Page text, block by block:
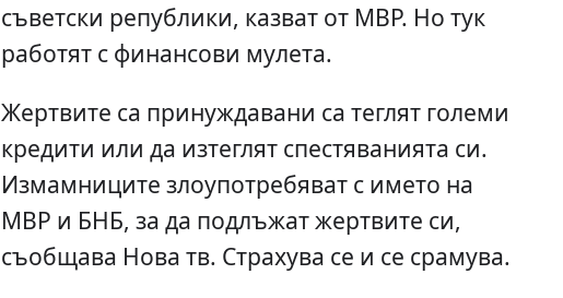
съветски републики, казват от МВР. Но тук
работят с финансови мулета.
Жертвите са принуждавани са теглят големи
кредити или да изтеглят спестяванията си.
Измамниците злоупотребяват с името на
МВР и БНБ, за да подлъжат жертвите си,
съобщава Нова тв. Страхува се и се срамува.